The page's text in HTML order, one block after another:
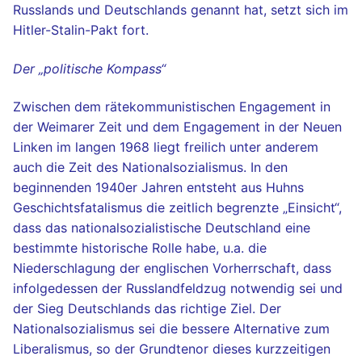
Russlands und Deutschlands genannt hat, setzt sich im
Hitler-Stalin-Pakt fort.
Der „politische Kompass“
Zwischen dem rätekommunistischen Engagement in
der Weimarer Zeit und dem Engagement in der Neuen
Linken im langen 1968 liegt freilich unter anderem
auch die Zeit des Nationalsozialismus. In den
beginnenden 1940er Jahren entsteht aus Huhns
Geschichtsfatalismus die zeitlich begrenzte „Einsicht“,
dass das nationalsozialistische Deutschland eine
bestimmte historische Rolle habe, u.a. die
Niederschlagung der englischen Vorherrschaft, dass
infolgedessen der Russlandfeldzug notwendig sei und
der Sieg Deutschlands das richtige Ziel. Der
Nationalsozialismus sei die bessere Alternative zum
Liberalismus, so der Grundtenor dieses kurzzeitigen